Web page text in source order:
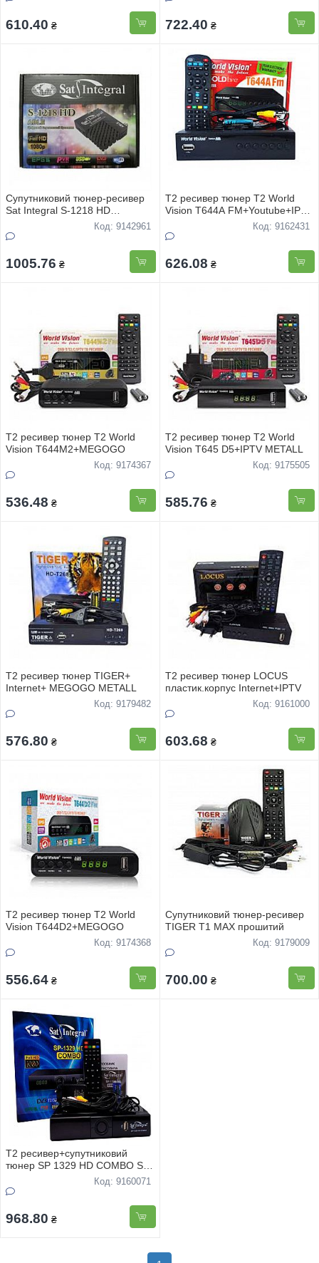
610.40 ₴ 722.40 ₴
Супутниковий тюнер-ресивер
Sat Integral S-1218 HD
Код: 9142961
1005.76 ₴
Т2 ресивер тюнер Т2 World
Vision T644A FM+Youtube+IPTV
Код: 9162431
626.08 ₴
Т2 ресивер тюнер Т2 World
Vision T644М2+MEGOGO
Код: 9174367
536.48 ₴
Т2 ресивер тюнер Т2 World
Vision T645 D5+IPTV METALL
Код: 9175505
585.76 ₴
Т2 ресивер тюнер TIGER+
Internet+ MEGОGO METALL
Код: 9179482
576.80 ₴
Т2 ресивер тюнер LOCUS
пластик.корпус Internet+IPTV
Код: 9161000
603.68 ₴
Т2 ресивер тюнер Т2 World
Vision T644D2+MEGOGO
Код: 9174368
556.64 ₴
Супутниковий тюнер-ресивер
TIGER T1 MAX прошитий
Код: 9179009
700.00 ₴
Т2 ресивер+супутниковий
тюнер SP 1329 HD COMBO Sat
Код: 9160071
968.80 ₴